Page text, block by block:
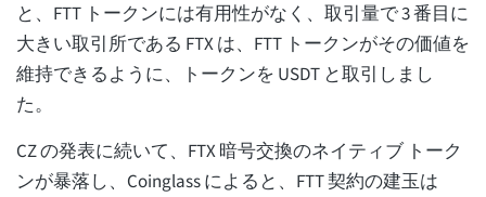
と、FTT トークンには有用性がなく、取引量で 3 番目に
大きい取引所である FTX は、FTT トークンがその価値を
維持できるように、トークンを USDT と取引しまし
た。
CZ の発表に続いて、FTX 暗号交換のネイティブ トーク
ンが暴落し、Coinglass によると、FTT 契約の建玉は